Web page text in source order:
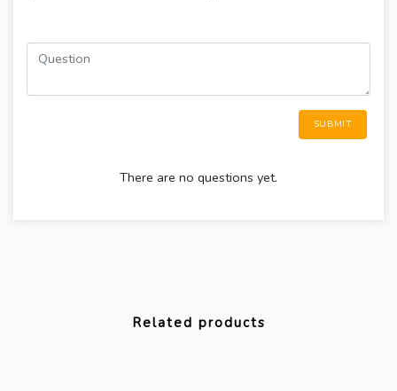
SUBMIT
There are no questions yet.
Related products